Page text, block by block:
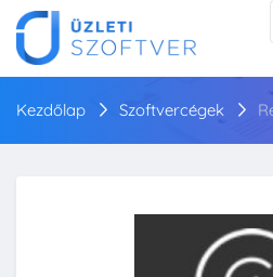
Kezdőlap Szoftvercégek